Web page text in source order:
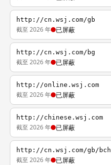
http://cn.wsj.com/gb
截至 2026 年 已屏蔽
http://cn.wsj.com/bg
截至 2026 年 已屏蔽
http://online.wsj.com
截至 2026 年 已屏蔽
http://chinese.wsj.com
截至 2026 年 已屏蔽
http://cn.wsj.com/gb/bch
截至 2026 年 已屏蔽